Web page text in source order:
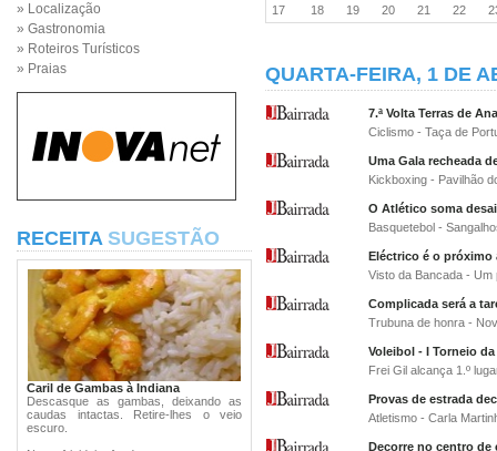
» Localização
» Gastronomia
» Roteiros Turísticos
» Praias
RECEITA SUGESTÃO
Caril de Gambas à Indiana
Descasque as gambas, deixando as
caudas intactas. Retire-lhes o veio
escuro.
17
18 19 20 21 22
QUARTA-FEIRA, 1 DE
7.ª Volta Terras de
Ciclismo - Taça de
Uma Gala recheada
Kickboxing - Pavilhão
O Atlético soma
Basquetebol -
Eléctrico é o próximo
Visto da Bancada - Um
Complicada será a
Trubuna de honra -
Voleibol - I Torneio
Frei Gil alcança 1.º
Provas de estrada
Atletismo - Carla
Decorre no centro de